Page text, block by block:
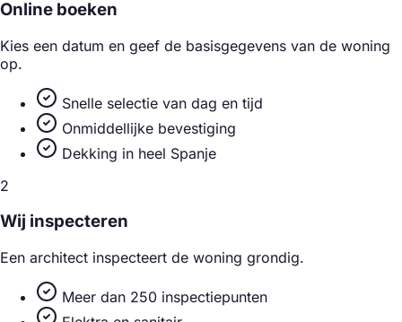
Online boeken
Kies een datum en geef de basisgegevens van de woning
op.
Snelle selectie van dag en tijd
Onmiddellijke bevestiging
Dekking in heel Spanje
2
Wij inspecteren
Een architect inspecteert de woning grondig.
Meer dan 250 inspectiepunten